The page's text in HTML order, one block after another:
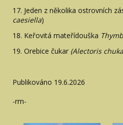
17. Jeden z několika ostrovních
caesiella)
18. Keřovitá mateřídouška
19. Orebice čukar (Alectoris
Publikováno 19.6.2026
-rm-